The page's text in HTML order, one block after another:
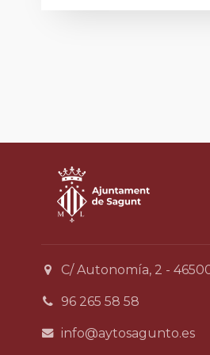
C/ Autonomía, 2 -
96 265 58 58
info@aytosagunto.es